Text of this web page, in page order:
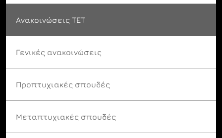
Ανακοινώσεις ΤΕΤ
Γενικές ανακοινώσεις
Προπτυχιακές σπουδές
Μεταπτυχιακές σπουδές